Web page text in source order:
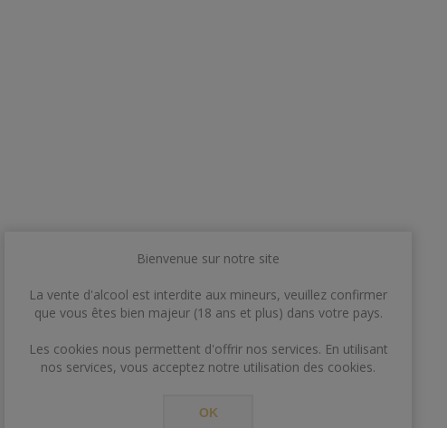
Bienvenue sur notre site
La vente d'alcool est interdite aux mineurs, veuillez confirmer
que vous êtes bien majeur (18 ans et plus) dans votre pays.
Les cookies nous permettent d'offrir nos services. En utilisant
nos services, vous acceptez notre utilisation des cookies.
OK